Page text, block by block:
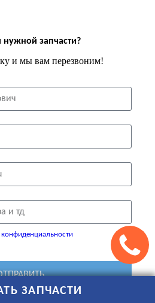
ЗАПЧАСТИ
нужной запчасти?
и мы вам перезвоним!
конфиденциальности